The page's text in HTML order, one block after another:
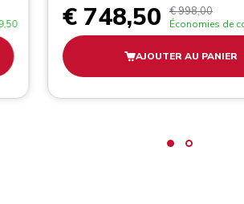
€ 748,50 € 998,00
Économies de
AJOUTER AU PANIER